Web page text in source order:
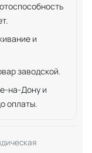
и
заводской.
на-Дону и
оплаты.